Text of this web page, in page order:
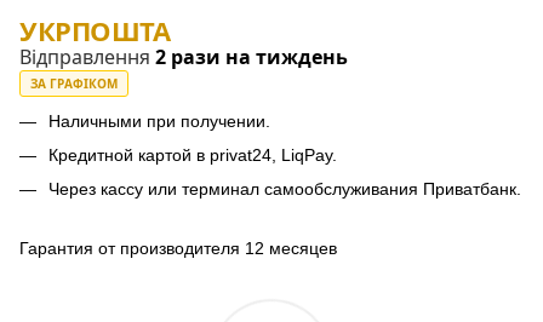
УКРПОШТА
Відправлення 2 рази на тиждень
ЗА ГРАФІКОМ
Наличными при получении.
Кредитной картой в privat24, LiqPay.
Через кассу или терминал самообслуживания Приватбанк.
Гарантия от производителя 12 месяцев